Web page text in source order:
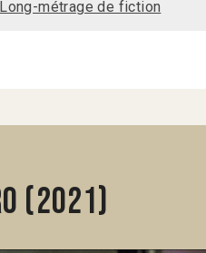
métrage de fiction
(2021)